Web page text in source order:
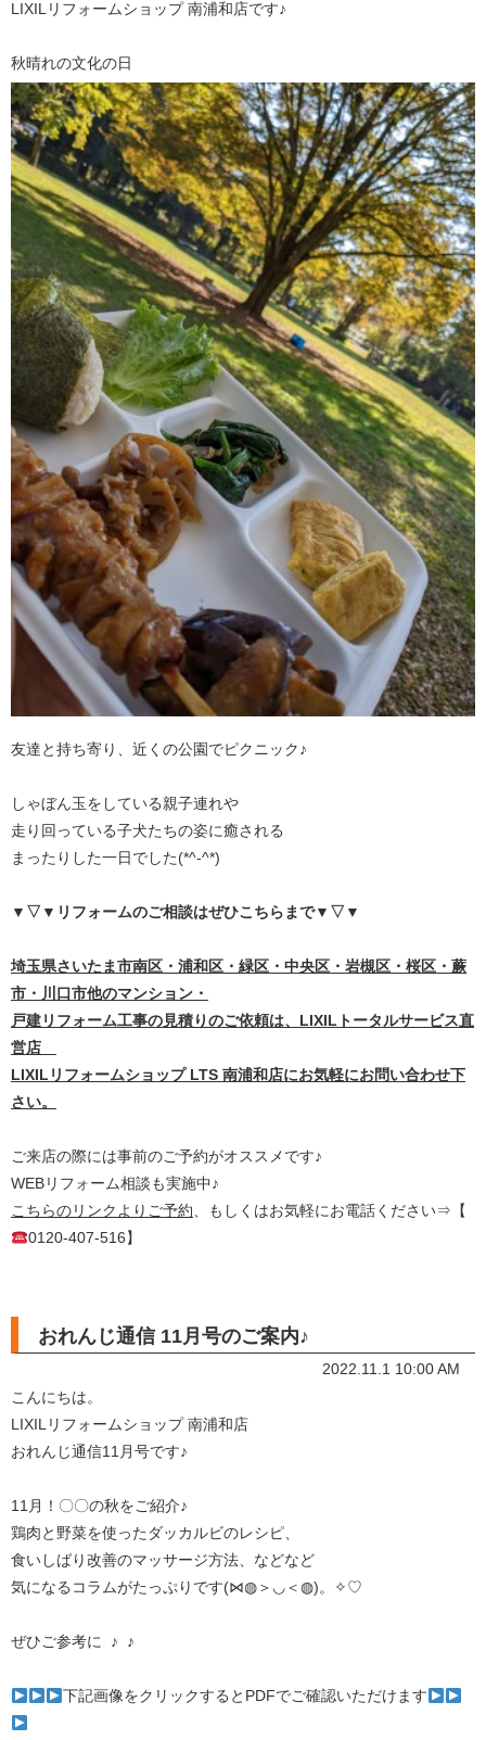
LIXILリフォームショップ 南浦和店です♪
秋晴れの文化の日
友達と持ち寄り、近くの公園でピクニック♪
しゃぼん玉をしている親子連れや
走り回っている子犬たちの姿に癒される
まったりした一日でした(*^-^*)
▼▽▼リフォームのご相談はぜひこちらまで▼▽▼
埼玉県さいたま市南区・浦和区・緑区・中央区・岩槻区・桜区・蕨
市・川口市他のマンション・
戸建リフォーム工事の見積りのご依頼は、LIXILトータルサービス直
営店
LIXILリフォームショップ LTS 南浦和店にお気軽にお問い合わせ下
さい。
ご来店の際には事前のご予約がオススメです♪
WEBリフォーム相談も実施中♪
こちらのリンクよりご予約、もしくはお気軽にお電話ください⇒【
0120-407-516】
おれんじ通信 11月号のご案内♪
2022.11.1 10:00 AM
こんにちは。
LIXILリフォームショップ 南浦和店
おれんじ通信11月号です♪
11月！〇〇の秋をご紹介♪
鶏肉と野菜を使ったダッカルビのレシピ、
食いしばり改善のマッサージ方法、などなど
気になるコラムがたっぷりです(⋈◍＞◡＜◍)。✧♡
ぜひご参考に ♪ ♪
下記画像をクリックするとPDFでご確認いただけます